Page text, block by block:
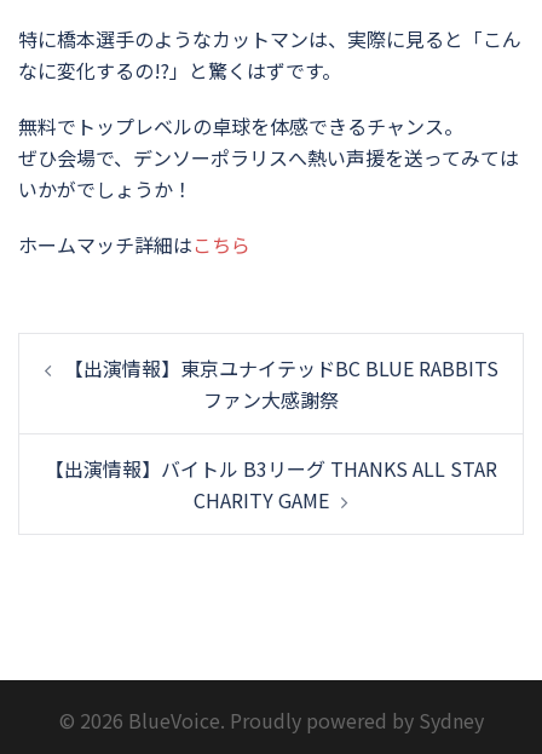
特に橋本選手のようなカットマンは、実際に見ると「こん
なに変化するの!?」と驚くはずです。
無料でトップレベルの卓球を体感できるチャンス。
ぜひ会場で、デンソーポラリスへ熱い声援を送ってみては
いかがでしょうか！
ホームマッチ詳細はこちら
投
稿
【出演情報】東京ユナイテッドBC BLUE RABBITS
ファン大感謝祭
【出演情報】バイトル B3リーグ THANKS ALL STAR
CHARITY GAME
© 2026 BlueVoice. Proudly powered by Sydney